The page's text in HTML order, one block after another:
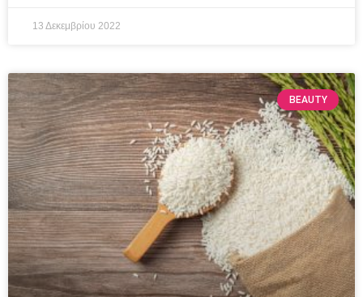
13 Δεκεμβρίου 2022
BEAUTY